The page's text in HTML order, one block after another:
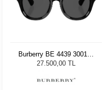
Burberry BE 4439 300187
51 Unisex Güneş Gözlüğü
27.500,00 TL